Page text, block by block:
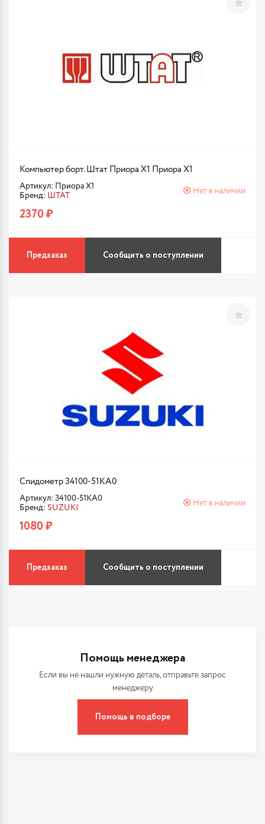
Компьютер борт. Штат Приора X1 Приора X1
Артикул: Приора X1
Бренд: ШТАТ
Нет в наличии
2370 ₽
Предзаказ Сообщить о поступлении
Спидометр 34100-51KA0
Артикул: 34100-51KA0
Бренд: SUZUKI
Нет в наличии
1080 ₽
Предзаказ Сообщить о поступлении
Помощь менеджера
Если вы не нашли нужную деталь, отправьте запрос
менеджеру
Помощь в подборе